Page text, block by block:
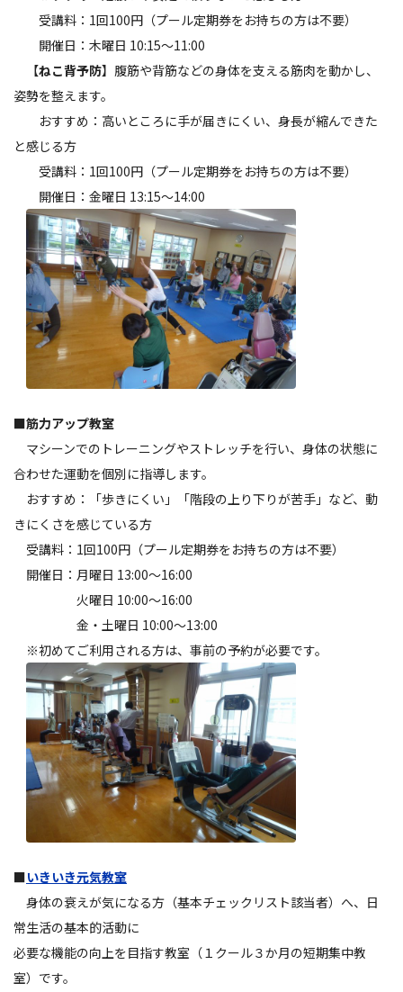
受講料：1回100円（プール定期券をお持ちの方は不要）
開催日：木曜日 10:15～11:00
【ねこ背予防】腹筋や背筋などの身体を支える筋肉を動かし、
姿勢を整えます。
おすすめ：高いところに手が届きにくい、身長が縮んできた
と感じる方
受講料：1回100円（プール定期券をお持ちの方は不要）
開催日：金曜日 13:15～14:00
■筋力アップ教室
マシーンでのトレーニングやストレッチを行い、身体の状態に
合わせた運動を個別に指導します。
おすすめ：「歩きにくい」「階段の上り下りが苦手」など、動
きにくさを感じている方
受講料：1回100円（プール定期券をお持ちの方は不要）
開催日：月曜日 13:00～16:00
火曜日 10:00～16:00
金・土曜日 10:00～13:00
※初めてご利用される方は、事前の予約が必要です。
■いきいき元気教室
身体の衰えが気になる方（基本チェックリスト該当者）へ、日
常生活の基本的活動に
必要な機能の向上を目指す教室（１クール３か月の短期集中教
室）です。